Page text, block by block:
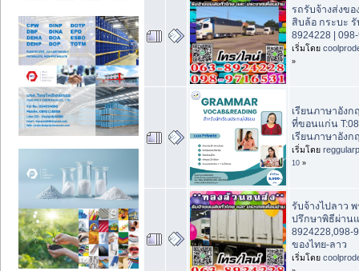
รถรับจ้างส่งขอ
สิบล้อ กระบะ รั
8924228 |
เริ่มโดย
»
เรียนภาษาอังก
ที่ขอนแก่น
เรียนภาษาอัง
เริ่มโดย
10 »
รับจ้างไปลาว
ปรึกษาพิธีผ่าน
8924228,098-
ของไทย-ลาว
เริ่มโดย